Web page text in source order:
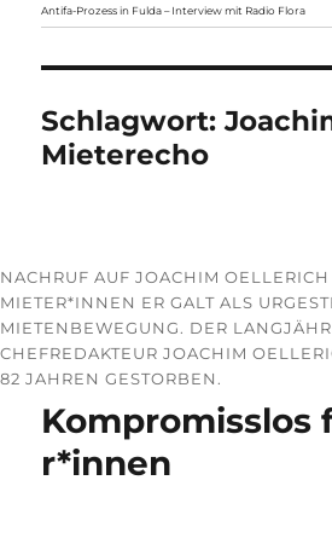
Antifa-Prozess in Fulda – Interview mit Radio Flora
Schlagwort:
Mieterecho
NACHRUF AUF JOACHIM
MIE­TE­R*IN­NEN ER GALT ALS
MIETENBEWEGUNG. DER
CHEFREDAKTEUR JOACHIM
82 JAHREN GESTORBEN.
r*in­nen